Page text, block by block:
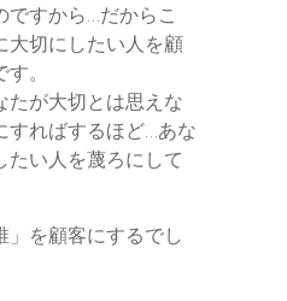
ですから…だからこ
大切にしたい人を顧
。
たが大切とは思えな
すればするほど…あな
たい人を蔑ろにして
」を顧客にするでし